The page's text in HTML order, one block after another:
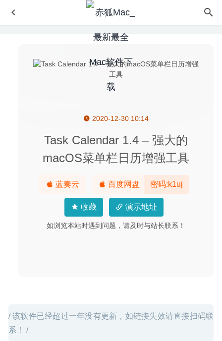
2020-12-30 10:14
Task Calendar 1.4 – 强大的
macOS菜单栏日历增强工具
蓝奏云 百度网盘 密码:k1uj
收藏 演示地址
如浏览本站时遇到问题，请及时与站长联系！
/ 该软件已经超过一年没有更新，如链接失效请直接扫码联
系！ /
FiveNotes 3.2 中文版-高效的文本快速编辑器
Rhinoceros 6.26 (20176) 中文版-功能最齐全的三维建模软
iSnapshot 3.5.0 – 简单高效的屏幕截图工具 2020-08-10
iCollections 6.3.2 (63206) – 桌面图标整理神器 2020-04-25
2026-06-22